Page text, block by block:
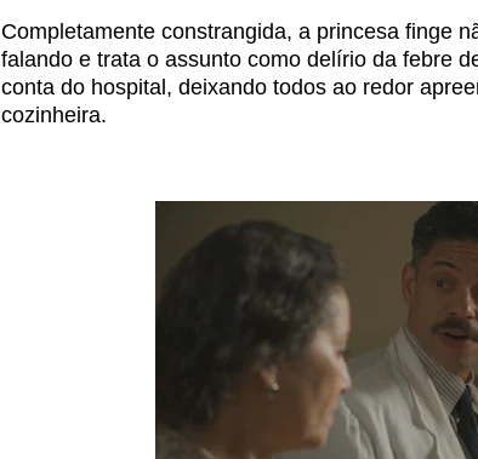
Completamente constrangida, a princesa finge
falando e trata o assunto como delírio da febre
conta do hospital, deixando todos ao redor
cozinheira.